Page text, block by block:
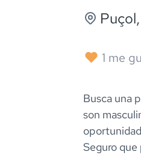
Puçol
1 me
Busca una
son
Seguro que